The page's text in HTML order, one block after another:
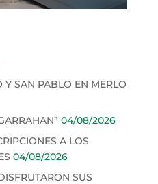
Y SAN PABLO EN MERLO
04/08/2026
A LOS
04/08/2026
SUS